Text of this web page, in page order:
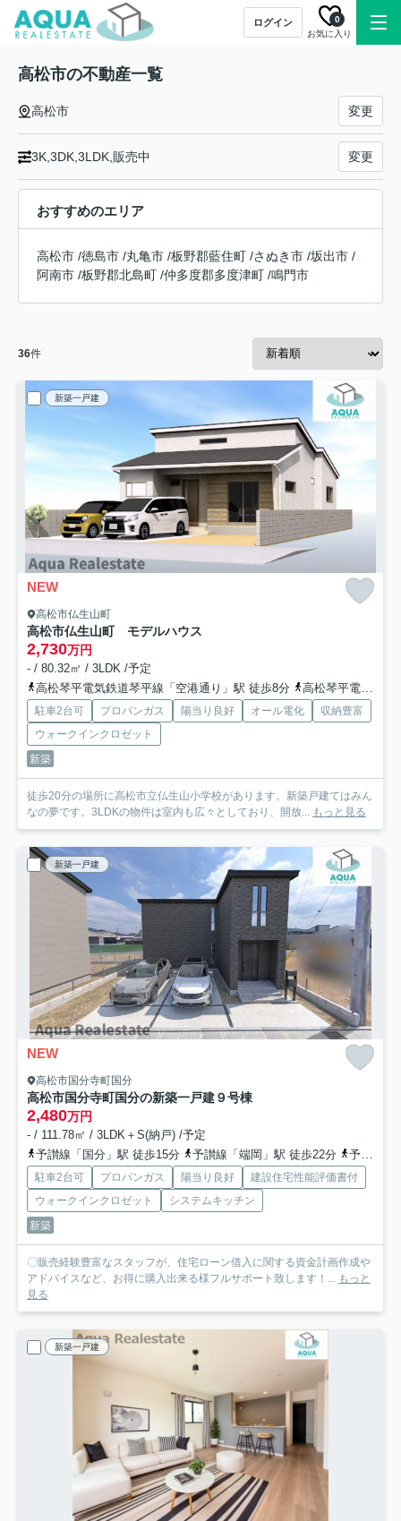
ログイン
お気に入り
0
高松市の不動産一覧
高松市 変更
3K,3DK,3LDK,販売中 変更
おすすめのエリア
高松市 /徳島市 /丸亀市 /板野郡藍住町 /さぬき市 /坂出市 /
阿南市 /板野郡北島町 /仲多度郡多度津町 /鳴門市
36件
新築一戸建
NEW
高松市仏生山町
高松市仏生山町 モデルハウス
2,730万円
- / 80.32㎡ / 3LDK /予定
高松琴平電気鉄道琴平線「空港通り」駅 徒歩8分
高松琴平電気鉄道琴平線「一宮」駅 徒歩18分
駐車2台可 プロパンガス 陽当り良好 オール電化
収納豊富
ウォークインクロゼット
新築
徒歩20分の場所に高松市立仏生山小学校があります。新築戸建てはみん
なの夢です。3LDKの物件は室内も広々としており、開放... もっと見る
新築一戸建
NEW
高松市国分寺町国分
高松市国分寺町国分の新築一戸建９号棟
2,480万円
- / 111.78㎡ / 3LDK＋S(納戸) /予定
予讃線「国分」駅 徒歩15分
予讃線「端岡」駅 徒歩22分 予讃線「讃岐府中」駅 徒歩42分
駐車2台可 プロパンガス 陽当り良好
建設住宅性能評価書付
ウォークインクロゼット
システムキッチン
新築
〇販売経験豊富なスタッフが、住宅ローン借入に関する資金計画作成や
アドバイスなど、お得に購入出来る様フルサポート致します！... もっと
見る
新築一戸建